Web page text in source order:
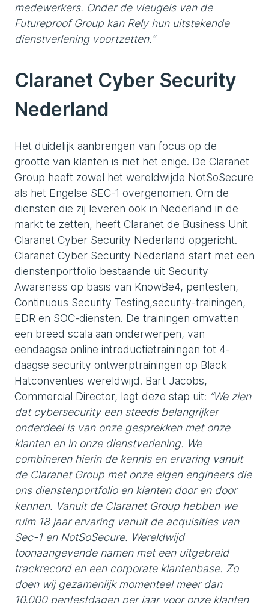
medewerkers. Onder de vleugels van de
Futureproof Group kan Rely hun uitstekende
dienstverlening voortzetten.”
Claranet Cyber Security
Nederland
Het duidelijk aanbrengen van focus op de
grootte van klanten is niet het enige. De Claranet
Group heeft zowel het wereldwijde NotSoSecure
als het Engelse SEC-1 overgenomen. Om de
diensten die zij leveren ook in Nederland in de
markt te zetten, heeft Claranet de Business Unit
Claranet Cyber Security Nederland opgericht.
Claranet Cyber Security Nederland start met een
dienstenportfolio bestaande uit Security
Awareness op basis van KnowBe4, pentesten,
Continuous Security Testing,security-trainingen,
EDR en SOC-diensten. De trainingen omvatten
een breed scala aan onderwerpen, van
eendaagse online introductietrainingen tot 4-
daagse security ontwerptrainingen op Black
Hatconventies wereldwijd. Bart Jacobs,
Commercial Director, legt deze stap uit: “We zien
dat cybersecurity een steeds belangrijker
onderdeel is van onze gesprekken met onze
klanten en in onze dienstverlening. We
combineren hierin de kennis en ervaring vanuit
de Claranet Group met onze eigen engineers die
ons dienstenportfolio en klanten door en door
kennen. Vanuit de Claranet Group hebben we
ruim 18 jaar ervaring vanuit de acquisities van
Sec-1 en NotSoSecure. Wereldwijd
toonaangevende namen met een uitgebreid
trackrecord en een corporate klantenbase. Zo
doen wij gezamenlijk momenteel meer dan
10.000 pentestdagen per jaar voor onze klanten